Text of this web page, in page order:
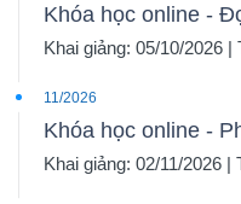
Khóa học online -
Khai giảng: 05/10/2026
11/2026
Khóa học online -
Khai giảng: 02/11/2026 |